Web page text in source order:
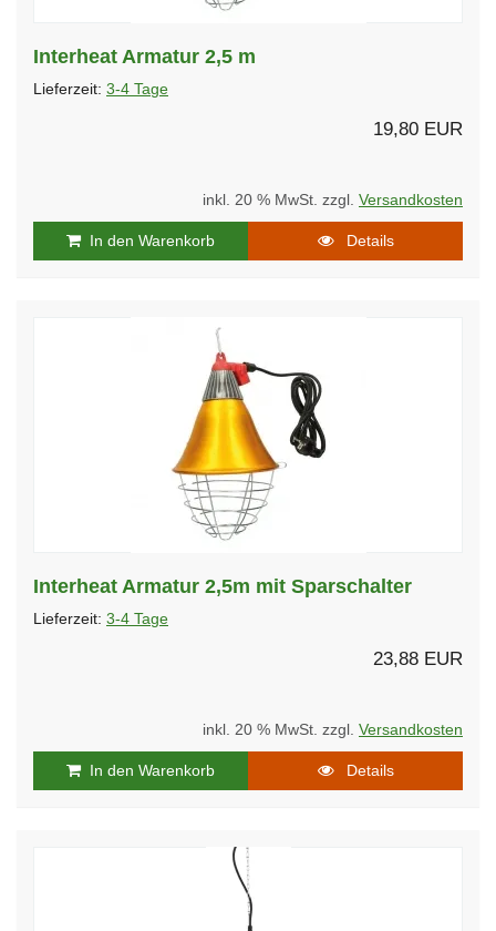
Interheat Armatur 2,5 m
Lieferzeit: 3-4 Tage
19,80 EUR
inkl. 20 % MwSt. zzgl. Versandkosten
In den Warenkorb Details
Interheat Armatur 2,5m mit Sparschalter
Lieferzeit: 3-4 Tage
23,88 EUR
inkl. 20 % MwSt. zzgl. Versandkosten
In den Warenkorb Details